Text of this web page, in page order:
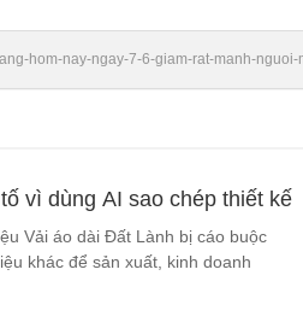
hom-nay-ngay-7-6-giam-rat-manh-nguoi-
vì dùng AI sao chép thiết kế
Vải áo dài Đất Lành bị cáo buộc
khác để sản xuất, kinh doanh